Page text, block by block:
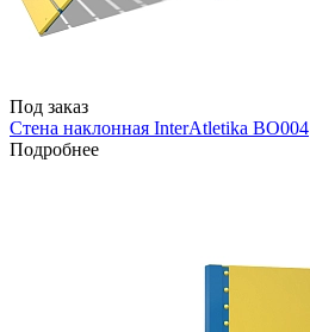
Под заказ
Стена наклонная InterAtletika BO004
Подробнее